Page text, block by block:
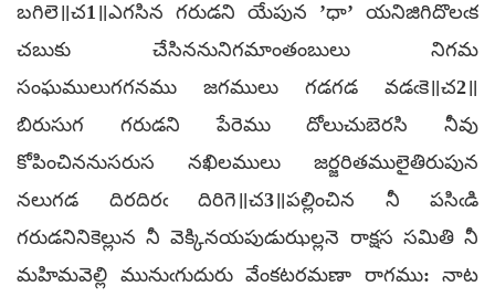
బగిలె॥చ1॥ఎగసిన గరుడని యేపున ’ధా’ యనిజిగిదొలఁక
చబుకు చేసిననునిగమాంతంబులు నిగమ
సంఘములుగగనము జగములు గడగడ వడఁకె॥చ2॥
బిరుసుగ గరుడని పేరెము దోలుచుబెరసి నీవు
కోపించిననుసరుస నఖిలములు జర్జరితములైతిరుపున
నలుగడ దిరదిరఁ దిరిగె॥చ3॥పల్లించిన నీ పసిఁడి
గరుడనినికెల్లున నీ వెక్కినయపుడుఝల్లనె రాక్షస సమితి నీ
మహిమవెల్లి మునుఁగుదురు వేంకటరమణా రాగము: నాట